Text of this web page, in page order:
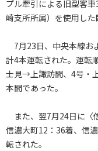
プル牽引による旧型客
崎支所所属）を使用した
7月23日、中央本線お
計4本運転された。運
士見→上諏訪間、4号・
本間であった。
また、翌7月24日に〈
信濃大町12：36着、信
転された。